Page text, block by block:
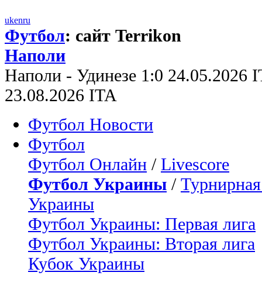
ukenru
Футбол: сайт Terrikon
Наполи
Наполи - Удинезе 1:0 24.05.2026
23.08.2026 ITA
Футбол Новости
Футбол
Футбол Онлайн / Livescore
Футбол Украины /
Украины
Футбол Украины: Первая лига
Футбол Украины: Вторая лига
Кубок Украины